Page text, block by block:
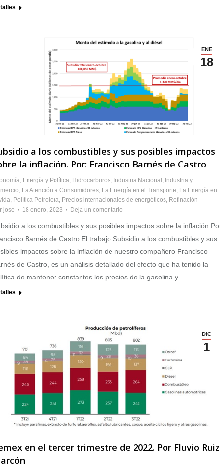
ENE
18
a los combustibles y sus posibles impactos
la inflación. Por: Francisco Barnés de Castro
Energía y Política Hidrocarburos Industria Nacional Industria y
La Atención a Consumidores La Energía en el Transporte La Energía en
Política Petrolera Precios internacionales de energéticos Refinación
jose 18 enero, 2023 Deja un comentario
a los combustibles y sus posibles impactos sobre la inflación
Barnés de Castro El trabajo Subsidio a los combustibles y sus
impactos sobre la inflación de nuestro compañero Francisco
de Castro, es un análisis detallado del efecto que ha tenido la
de mantener constantes los precios de la gasolina y…
DIC
1
en el tercer trimestre de 2022. Por Fluvio Ruiz